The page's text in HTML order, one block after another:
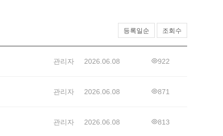
등록일순 조회수
관리자 2026.06.08 922
관리자 2026.06.08 871
관리자 2026.06.08 813